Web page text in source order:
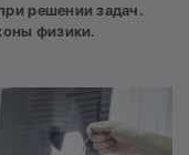
решении задач.
физики.